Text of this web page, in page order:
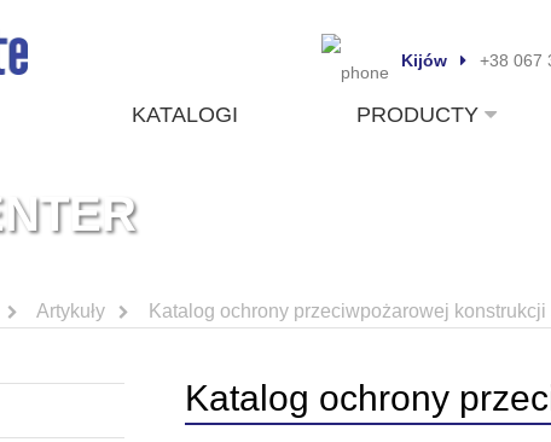
Kijów +38 067
KATALOGI PRODUCTY
Artykuły Katalog ochrony przeciwpożarowej
Katalog ochrony